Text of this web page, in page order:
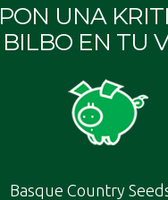
PON UNA
BILBO EN TU
Basque Country